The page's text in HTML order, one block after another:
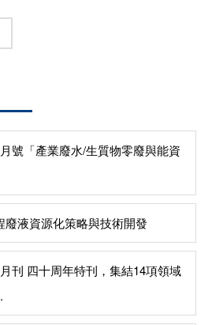
號「產業廢水/生質物零廢與能資
廢液資源化策略與技術開發
刊 四十周年特刊，集結14項領域